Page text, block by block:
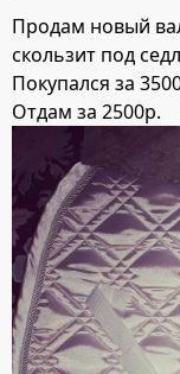
Продам новый
скользит под
Покупался за
Отдам за 2500р.